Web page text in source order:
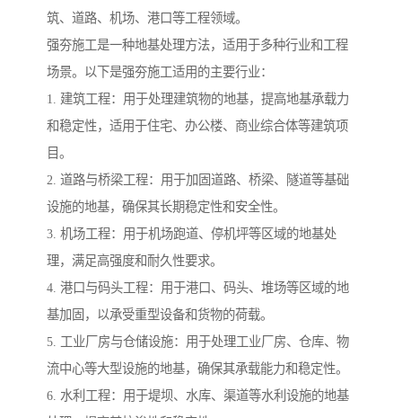
筑、道路、机场、港口等工程领域。
强夯施工是一种地基处理方法，适用于多种行业和工程
场景。以下是强夯施工适用的主要行业：
1. 建筑工程：用于处理建筑物的地基，提高地基承载力
和稳定性，适用于住宅、办公楼、商业综合体等建筑项
目。
2. 道路与桥梁工程：用于加固道路、桥梁、隧道等基础
设施的地基，确保其长期稳定性和安全性。
3. 机场工程：用于机场跑道、停机坪等区域的地基处
理，满足高强度和耐久性要求。
4. 港口与码头工程：用于港口、码头、堆场等区域的地
基加固，以承受重型设备和货物的荷载。
5. 工业厂房与仓储设施：用于处理工业厂房、仓库、物
流中心等大型设施的地基，确保其承载能力和稳定性。
6. 水利工程：用于堤坝、水库、渠道等水利设施的地基